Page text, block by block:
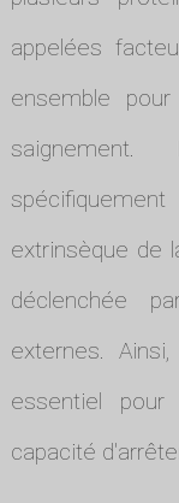
appelées
ensemble
extrinsèque de
déclenchée
externes.
essentiel
capacité